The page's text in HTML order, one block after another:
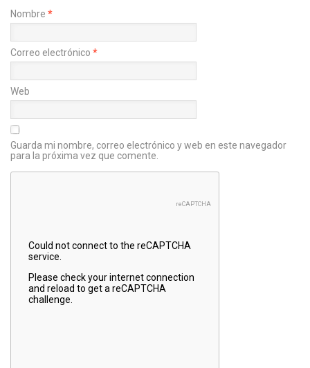
Nombre *
Correo electrónico *
Web
Guarda mi nombre, correo electrónico y web en este navegador
para la próxima vez que comente.